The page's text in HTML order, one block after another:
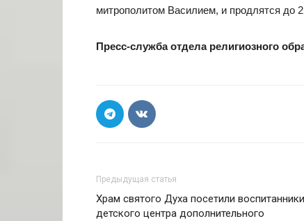
митрополитом Василием, и продлятся до
Пресс-служба отдела религиозного
Предыдущая статья
Храм святого Духа посетили воспитанники
детского центра дополнительного